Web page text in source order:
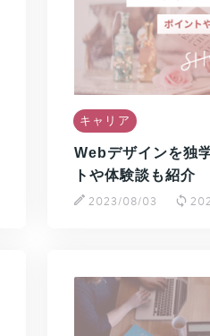
キャリア
Webデザインを独
トや体験談も紹介
2023/08/03